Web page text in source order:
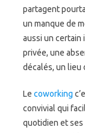
partagent
un manque de
aussi un certain
privée, une
décalés, un
Le coworking
convivial qui
quotidien et ses